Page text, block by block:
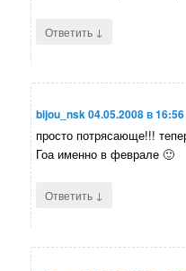
Ответить ↓
bijou_nsk04.05.2008 в 16:56
просто потрясающе!!!
Гоа именно в феврале 🙂
Ответить ↓